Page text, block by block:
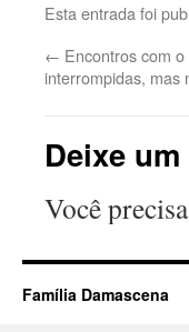
Esta entrada foi
← Encontros com
interrompidas, mas
Deixe
Você
Família Damascena